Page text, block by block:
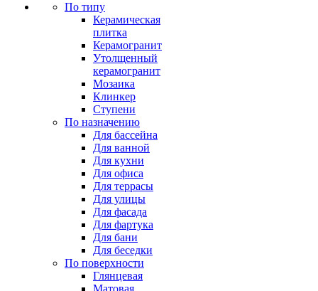
По типу
Керамическая
плитка
Керамогранит
Утолщенный
керамогранит
Мозаика
Клинкер
Ступени
По назначению
Для бассейна
Для ванной
Для кухни
Для офиса
Для террасы
Для улицы
Для фасада
Для фартука
Для бани
Для беседки
По поверхности
Глянцевая
Матовая